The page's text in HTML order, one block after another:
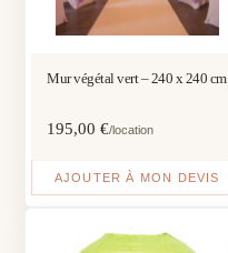
Mur végétal vert – 240 x 240 cm
195,00€/location
AJOUTER À MON DEVIS